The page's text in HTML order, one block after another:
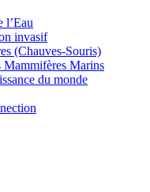
l’Eau
invasif
(Chauves-Souris)
Mammifères Marins
du monde